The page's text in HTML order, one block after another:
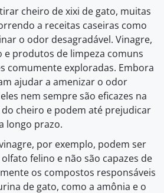
cheiro de xixi de gato, muitas
a receitas caseiras como
o odor desagradável. Vinagre,
e produtos de limpeza comuns
comumente exploradas. Embora
ajudar a amenizar o odor
nem sempre são eficazes na
cheiro e podem até prejudicar
longo prazo.
por exemplo, podem ser
felino e não são capazes de
os compostos responsáveis
de gato, como a amônia e o